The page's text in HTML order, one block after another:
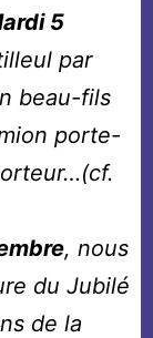
5
par
beau-fils
porte-
, nous
du Jubilé
de la